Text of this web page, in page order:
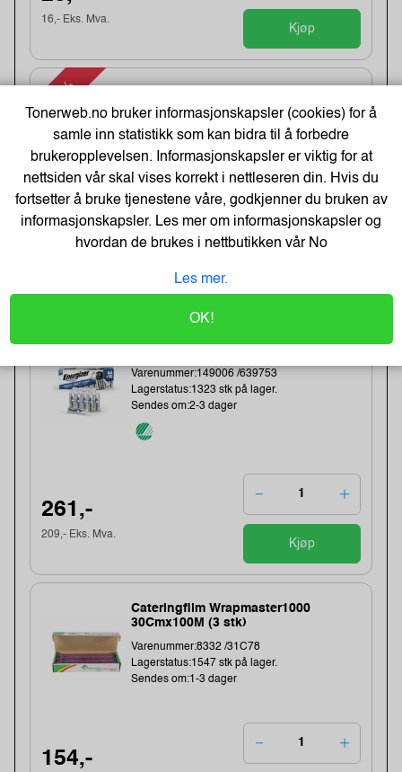
16,- Eks. Mva.
Kjøp
-48%
Bestselger!
Varenummer:329900 /
Sendes om:0-2 dager
71,-
Varenummer:149006 /639753
Lagerstatus:1323 stk på lager.
Sendes om:2-3 dager
261,-
209,- Eks. Mva.
Kjøp
Cateringfilm Wrapmaster1000
30Cmx100M (3 stk)
Varenummer:8332 /31C78
Lagerstatus:1547 stk på lager.
Sendes om:1-3 dager
154,-
Tonerweb.no bruker informasjonskapsler (cookies) for å
samle inn statistikk som kan bidra til å forbedre
brukeropplevelsen. Informasjonskapsler er viktig for at
nettsiden vår skal vises korrekt i nettleseren din. Hvis du
fortsetter å bruke tjenestene våre, godkjenner du bruken av
informasjonskapsler. Les mer om informasjonskapsler og
hvordan de brukes i nettbutikken vårNo
Les mer.
OK!